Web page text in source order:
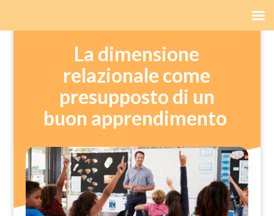
La dimensione
relazionale come
presupposto di un
buon apprendimento